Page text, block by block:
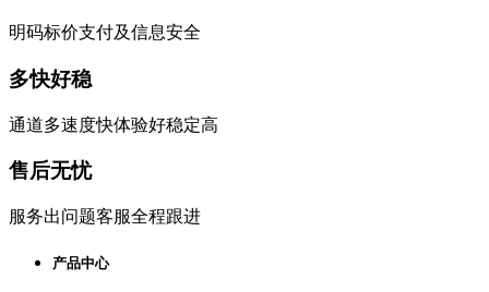
明码标价支付及信息安全
多快好稳
通道多速度快体验好稳定高
售后无忧
服务出问题客服全程跟进
产品中心